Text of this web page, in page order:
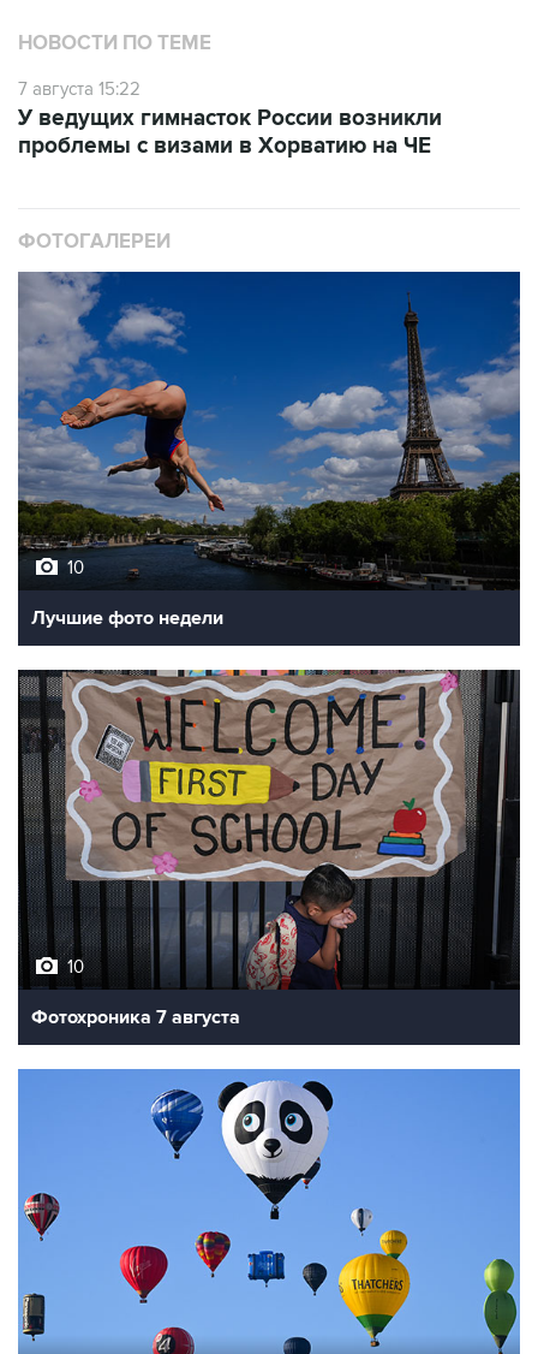
7 августа 15:22
проблемы с визами в Хорватию на ЧЕ
10
Лучшие фото недели
10
Фотохроника 7 августа